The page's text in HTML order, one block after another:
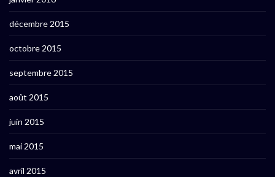
décembre 2015
octobre 2015
septembre 2015
août 2015
juin 2015
mai 2015
avril 2015